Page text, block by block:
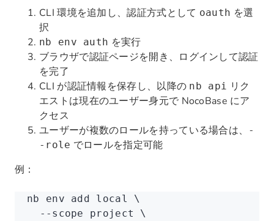
CLI 環境を追加し、認証方式として oauth を選
択
nb env auth を実行
ブラウザで認証ページを開き、ログインして認証
を完了
CLI が認証情報を保存し、以降の nb api
リク
エストは現在のユーザー身元で NocoBase にア
クセス
ユーザーが複数のロールを持っている場合は、
-
-role でロールを指定可能
例：
nb env add local
\
  --scope
project \